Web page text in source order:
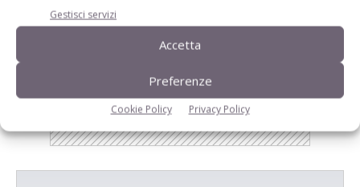
Gestisci servizi
Accetta
Preferenze
Cookie Policy Privacy Policy
E-magazine
Tecniche, prodotti e servizi dalle aziende